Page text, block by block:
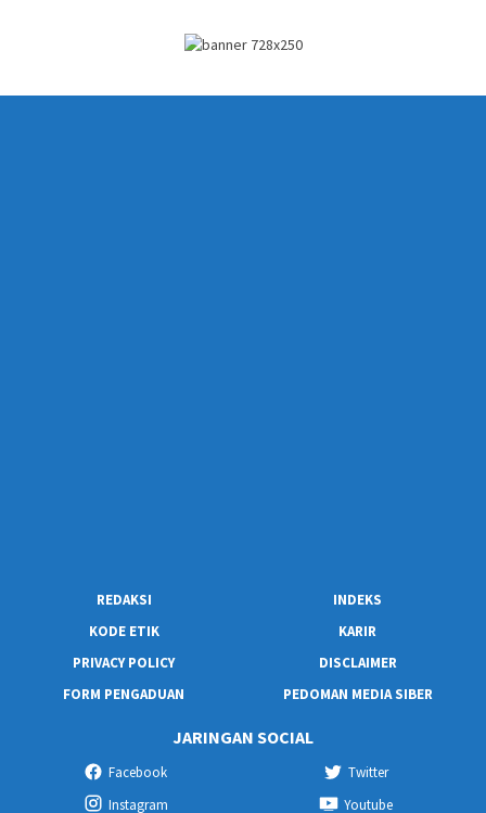
REDAKSI
INDEKS
KODE ETIK
KARIR
PRIVACY POLICY
DISCLAIMER
FORM PENGADUAN
PEDOMAN MEDIA SIBER
JARINGAN SOCIAL
Facebook
Twitter
Instagram
Youtube